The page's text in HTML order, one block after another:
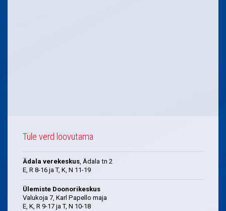
Tule verd loovutama
Ädala verekeskus, Ädala tn 2
E, R 8-16 ja T, K, N 11-19
Ülemiste Doonorikeskus
Valukoja 7, Karl Papello maja
E, K, R 9-17 ja T, N 10-18